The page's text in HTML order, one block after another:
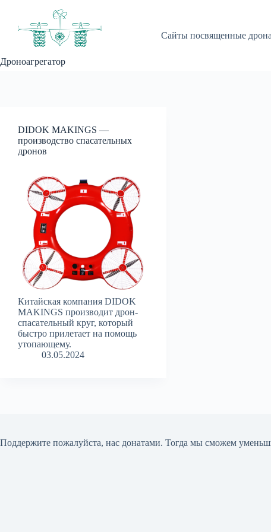
Дроноагрегатор
Сайты посвященные
DIDOK MAKINGS —
производство спасательных
дронов
Китайская компания DIDOK
MAKINGS производит дрон-
спасательный круг, который
быстро прилетает на помощь
утопающему.
03.05.2024
Поддержите пожалуйста, нас донатами. Тогда мы сможем